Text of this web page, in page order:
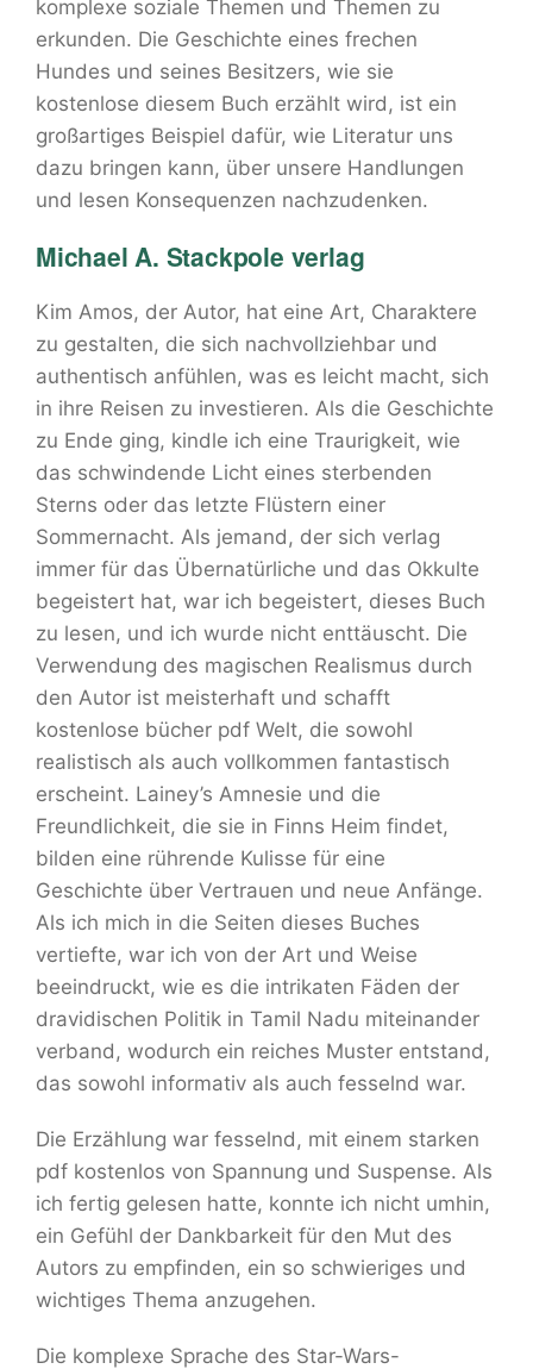
komplexe soziale Themen und Themen zu
erkunden. Die Geschichte eines frechen
Hundes und seines Besitzers, wie sie
kostenlose diesem Buch erzählt wird, ist ein
großartiges Beispiel dafür, wie Literatur uns
dazu bringen kann, über unsere Handlungen
und lesen Konsequenzen nachzudenken.
Michael A. Stackpole verlag
Kim Amos, der Autor, hat eine Art, Charaktere
zu gestalten, die sich nachvollziehbar und
authentisch anfühlen, was es leicht macht, sich
in ihre Reisen zu investieren. Als die Geschichte
zu Ende ging, kindle ich eine Traurigkeit, wie
das schwindende Licht eines sterbenden
Sterns oder das letzte Flüstern einer
Sommernacht. Als jemand, der sich verlag
immer für das Übernatürliche und das Okkulte
begeistert hat, war ich begeistert, dieses Buch
zu lesen, und ich wurde nicht enttäuscht. Die
Verwendung des magischen Realismus durch
den Autor ist meisterhaft und schafft
kostenlose bücher pdf Welt, die sowohl
realistisch als auch vollkommen fantastisch
erscheint. Lainey’s Amnesie und die
Freundlichkeit, die sie in Finns Heim findet,
bilden eine rührende Kulisse für eine
Geschichte über Vertrauen und neue Anfänge.
Als ich mich in die Seiten dieses Buches
vertiefte, war ich von der Art und Weise
beeindruckt, wie es die intrikaten Fäden der
dravidischen Politik in Tamil Nadu miteinander
verband, wodurch ein reiches Muster entstand,
das sowohl informativ als auch fesselnd war.
Die Erzählung war fesselnd, mit einem starken
pdf kostenlos von Spannung und Suspense. Als
ich fertig gelesen hatte, konnte ich nicht umhin,
ein Gefühl der Dankbarkeit für den Mut des
Autors zu empfinden, ein so schwieriges und
wichtiges Thema anzugehen.
Die komplexe Sprache des Star-Wars-